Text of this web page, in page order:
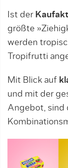
Ist der
größte
werden
Tropifrutti
Mit Blick auf
und mit der
Angebot, sind